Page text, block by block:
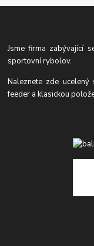
Jsme firma zabývající
sportovní rybolov.
Naleznete zde ucelený
feeder a klasickou